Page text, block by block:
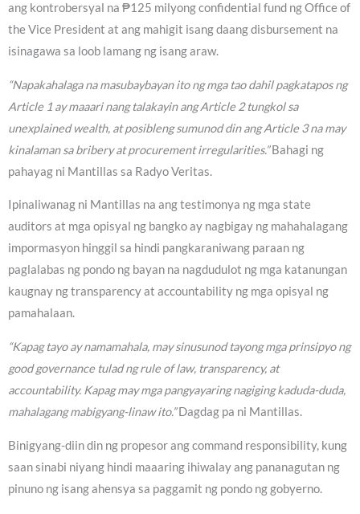
ang kontrobersyal na ₱125 milyong confidential fund ng Office of
the Vice President at ang mahigit isang daang disbursement na
isinagawa sa loob lamang ng isang araw.
“Napakahalaga na masubaybayan ito ng mga tao dahil pagkatapos ng
Article 1 ay maaari nang talakayin ang Article 2 tungkol sa
unexplained wealth, at posibleng sumunod din ang Article 3 na may
kinalaman sa bribery at procurement irregularities.”Bahagi ng
pahayag ni Mantillas sa Radyo Veritas.
Ipinaliwanag ni Mantillas na ang testimonya ng mga state
auditors at mga opisyal ng bangko ay nagbigay ng mahahalagang
impormasyon hinggil sa hindi pangkaraniwang paraan ng
paglalabas ng pondo ng bayan na nagdudulot ng mga katanungan
kaugnay ng transparency at accountability ng mga opisyal ng
pamahalaan.
“Kapag tayo ay namamahala, may sinusunod tayong mga prinsipyo ng
good governance tulad ng rule of law, transparency, at
accountability. Kapag may mga pangyayaring nagiging kaduda-duda,
mahalagang mabigyang-linaw ito.”Dagdag pa ni Mantillas.
Binigyang-diin din ng propesor ang command responsibility, kung
saan sinabi niyang hindi maaaring ihiwalay ang pananagutan ng
pinuno ng isang ahensya sa paggamit ng pondo ng gobyerno.